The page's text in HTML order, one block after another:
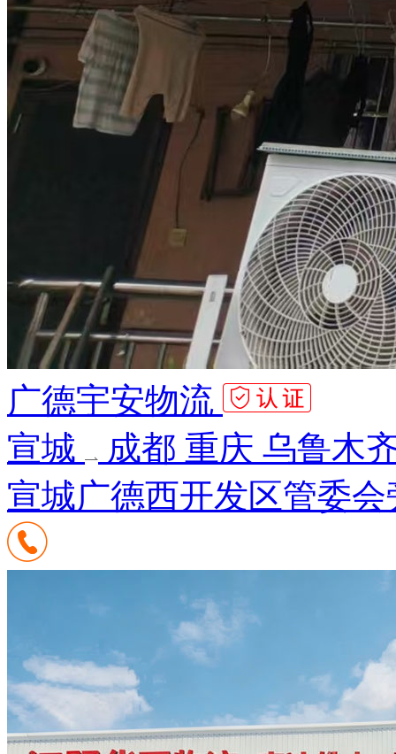
广德宇安物流
宣城
成都 重庆 乌鲁木
宣城广德西开发区管委会